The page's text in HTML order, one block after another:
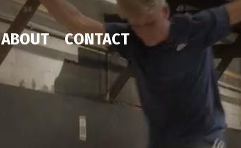
ABOUT CONTACT